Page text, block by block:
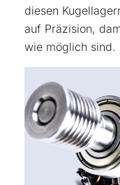
diesen
auf Präzision,
wie möglich sind.